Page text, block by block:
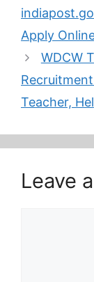
Apply
WDCW
Teacher,
Leave